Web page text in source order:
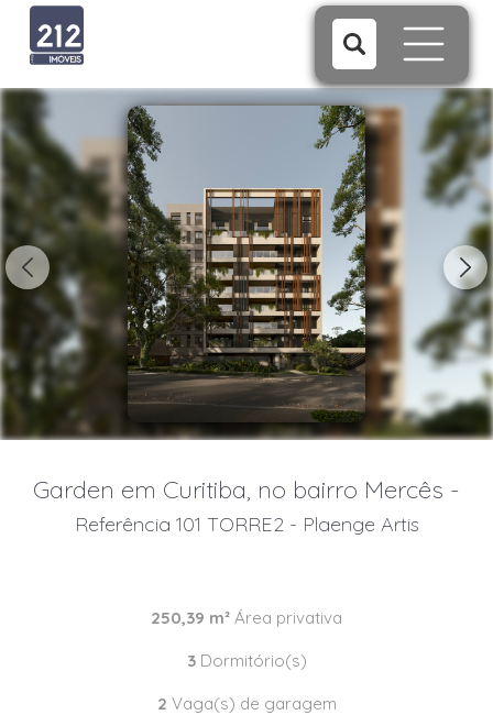
1/7
Garden em Curitiba, no bairro Mercês -
Referência 101 TORRE2 - Plaenge Artis
250,39 m² Área privativa
3Dormitório(s)
2 Vaga(s) de garagem